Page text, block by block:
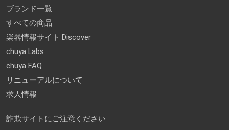
ブランド一覧
すべての商品
楽器情報サイト Discover
chuya Labs
chuya FAQ
リニューアルについて
求人情報
詐欺サイトにご注意ください